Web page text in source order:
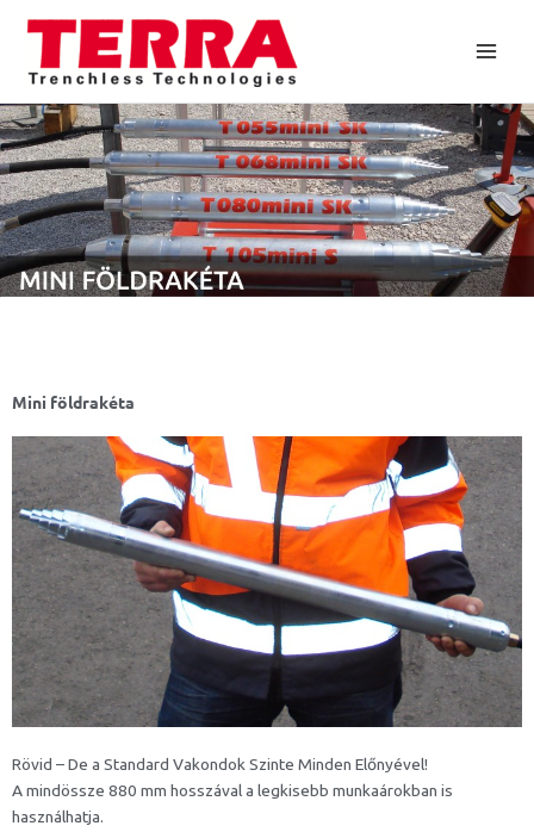
content
Mini földrakéta
Rövid – De a Standard Vakondok Szinte Minden Előnyével!
A mindössze 880 mm hosszával a legkisebb munkaárokban is
használhatja.